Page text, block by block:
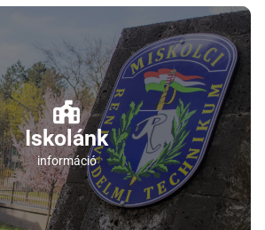
Iskolánk
információ